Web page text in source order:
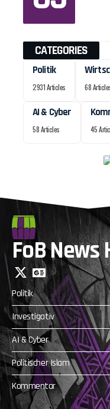
CATEGORIES
Politik
2931 Articles 68
AI & Cyber
58 Articles 45
FoB News
Politik
Investigativ
AI & Cyber
Politischer Islam
Kommentar